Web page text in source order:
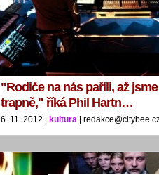
"Rodiče na nás pařili, až
trapně," říká Phil Hartn…
6. 11. 2012 | kultura |